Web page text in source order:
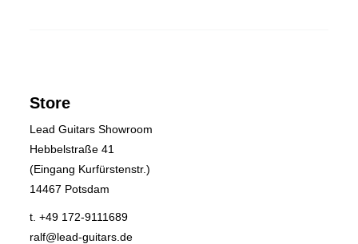
Store
Lead Guitars Showroom
Hebbelstraße 41
(Eingang Kurfürstenstr.)
14467 Potsdam
t. +49 172-9111689
ralf@lead-guitars.de